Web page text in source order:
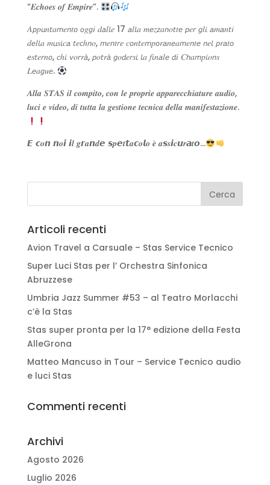
“𝑬𝒄𝒉𝒐𝒆𝒔 𝒐𝒇 𝑬𝒎𝒑𝒊𝒓𝒆”.
𝐴𝘱𝑝𝘶𝑛𝘵𝑎𝘮𝑒𝘯𝑡𝘰 𝘰𝑔𝘨𝑖 𝑑𝘢𝑙𝘭𝑒 17 𝘢𝑙𝘭𝑎 𝑚𝘦𝑧𝘻𝑎𝘯𝑜𝘵𝑡𝘦 𝘱𝑒𝘳 𝘨𝑙𝘪 𝘢𝑚𝘢𝑛𝘵𝑖
𝑑𝘦𝑙𝘭𝑎 𝑚𝘶𝑠𝘪𝑐𝘢 𝘵𝑒𝘤ℎ𝘯𝑜, 𝘮𝑒𝘯𝑡𝘳𝑒 𝑐𝘰𝑛𝘵𝑒𝘮𝑝𝘰𝑟𝘢𝑛𝘦𝑎𝘮𝑒𝘯𝑡𝘦 𝘯𝑒𝘭 𝘱𝑟𝘢𝑡𝘰
𝘦𝑠𝘵𝑒𝘳𝑛𝘰, 𝘤ℎ𝘪 𝘷𝑜𝘳𝑟𝘢̀, 𝘱𝑜𝘵𝑟𝘢̀ 𝘨𝑜𝘥𝑒𝘳𝑠𝘪 𝘭𝑎 𝑓𝘪𝑛𝘢𝑙𝘦 𝘥𝑖 𝐶𝘩𝑎𝘮𝑝𝘪𝑜𝘯𝑠
𝐿𝘦𝑎𝘨𝑢𝘦.
𝑨𝒍𝒍𝒂 𝑺𝑻𝑨𝑺 𝒊𝒍 𝒄𝒐𝒎𝒑𝒊𝒕𝒐, 𝒄𝒐𝒏 𝒍𝒆 𝒑𝒓𝒐𝒑𝒓𝒊𝒆 𝒂𝒑𝒑𝒂𝒓𝒆𝒄𝒄𝒉𝒊𝒂𝒕𝒖𝒓𝒆 𝒂𝒖𝒅𝒊𝒐,
𝒍𝒖𝒄𝒊 𝒆 𝒗𝒊𝒅𝒆𝒐, 𝒅𝒊 𝒕𝒖𝒕𝒕𝒂 𝒍𝒂 𝒈𝒆𝒔𝒕𝒊𝒐𝒏𝒆 𝒕𝒆𝒄𝒏𝒊𝒄𝒂 𝒅𝒆𝒍𝒍𝒂 𝒎𝒂𝒏𝒊𝒇𝒆𝒔𝒕𝒂𝒛𝒊𝒐𝒏𝒆.
𝙀 𝙘𝒐𝙣 𝙣𝒐𝙞 𝙞𝒍 𝒈𝙧𝒂𝙣𝒅𝙚 𝙨𝒑𝙚𝒕𝙩𝒂𝙘𝒐𝙡𝒐 𝒆̀ 𝒂𝙨𝒔𝙞𝒄𝙪𝒓𝙖𝒕𝙤…
Articoli recenti
Avion Travel a Carsuale – Stas Service Tecnico
Super Luci Stas per l’ Orchestra Sinfonica
Abruzzese
Umbria Jazz Summer #53 – al Teatro Morlacchi
c’è la Stas
Stas super pronta per la 17° edizione della Festa
AlleGrona
Matteo Mancuso in Tour – Service Tecnico audio
e luci Stas
Commenti recenti
Archivi
Agosto 2026
Luglio 2026